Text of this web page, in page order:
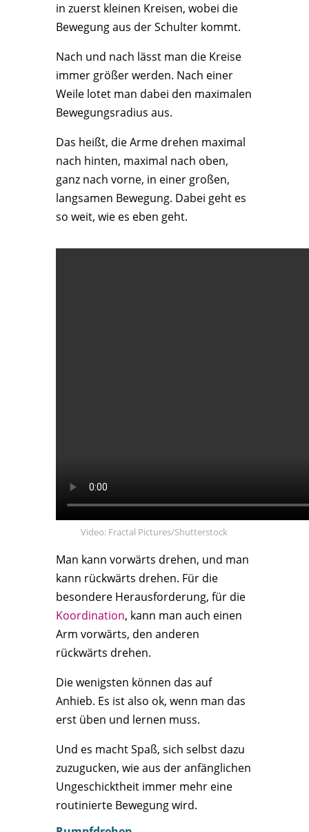
in zuerst kleinen Kreisen, wobei die
Bewegung aus der Schulter kommt.
Nach und nach lässt man die Kreise
immer größer werden. Nach einer
Weile lotet man dabei den maximalen
Bewegungsradius aus.
Das heißt, die Arme drehen maximal
nach hinten, maximal nach oben,
ganz nach vorne, in einer großen,
langsamen Bewegung. Dabei geht es
so weit, wie es eben geht.
Video: Fractal Pictures/Shutterstock
Man kann vorwärts drehen, und man
kann rückwärts drehen. Für die
besondere Herausforderung, für die
Koordination, kann man auch einen
Arm vorwärts, den anderen
rückwärts drehen.
Die wenigsten können das auf
Anhieb. Es ist also ok, wenn man das
erst üben und lernen muss.
Und es macht Spaß, sich selbst dazu
zuzugucken, wie aus der anfänglichen
Ungeschicktheit immer mehr eine
routinierte Bewegung wird.